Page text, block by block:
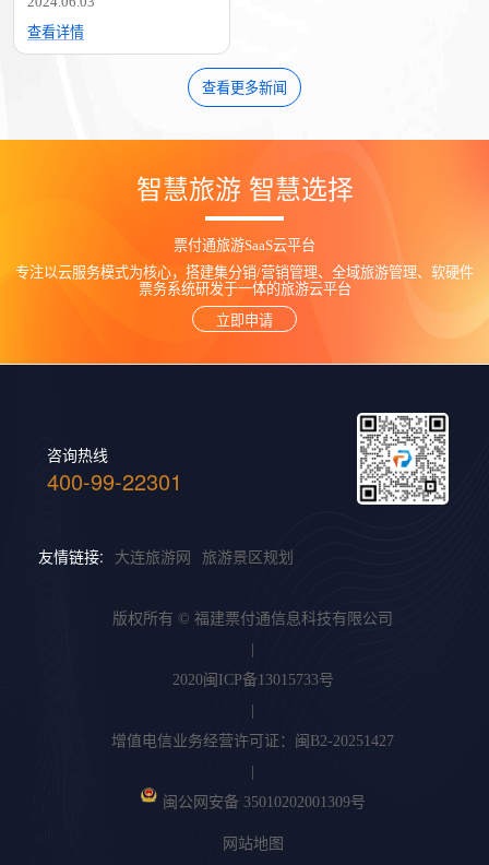
查看详情
查看更多新闻
智慧旅游 智慧选择
票付通旅游SaaS云平台
专注以云服务模式为核心，搭建集分销/营销管理、全域旅游管理、软硬件
票务系统研发于一体的旅游云平台
立即申请
咨询热线
400-99-22301
友情链接: 大连旅游网 旅游景区规划
版权所有 © 福建票付通信息科技有限公司
2020闽ICP备13015733号
增值电信业务经营许可证：闽B2-20251427
闽公网安备 35010202001309号
网站地图